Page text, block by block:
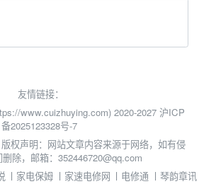
友情链接：
www.cuizhuying.com) 2020-2027 沪ICP
备2025123328号-7
版权声明：网站文章内容来源于网络，如有侵
除，邮箱：352446720@qq.com
丨 家电保姆 丨 家速电修网 丨 电修通 丨琴韵章讯